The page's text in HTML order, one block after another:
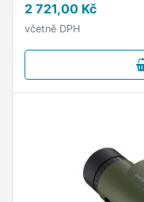
možnost uchycení
2 721,00 Kč
včetně DPH